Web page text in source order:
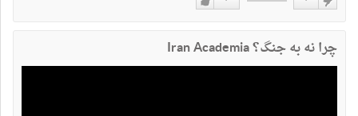
چرا نه به جنگ؟ Iran Academia